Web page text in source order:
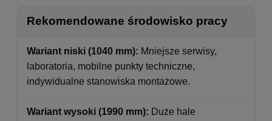
Rekomendowane środowisko pracy
Wariant niski (1040 mm): Mniejsze serwisy,
laboratoria, mobilne punkty techniczne,
indywidualne stanowiska montażowe.
Wariant wysoki (1990 mm): Duże hale